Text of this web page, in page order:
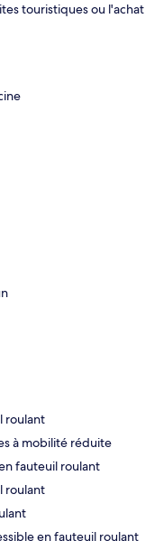
touristiques ou l'achat
roulant
à mobilité réduite
fauteuil roulant
roulant
en fauteuil roulant